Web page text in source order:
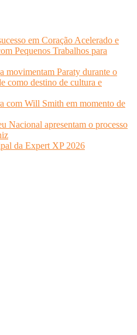
em Coração Acelerado e
Pequenos Trabalhos para
movimentam Paraty durante o
como destino de cultura e
com Will Smith em momento de
Nacional apresentam o processo
da Expert XP 2026